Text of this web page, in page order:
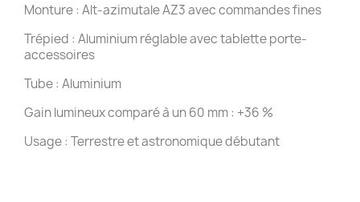
Monture : Alt-azimutale AZ3 avec commandes fines
Trépied : Aluminium réglable avec tablette porte-
accessoires
Tube : Aluminium
Gain lumineux comparé à un 60 mm : +36 %
Usage : Terrestre et astronomique débutant